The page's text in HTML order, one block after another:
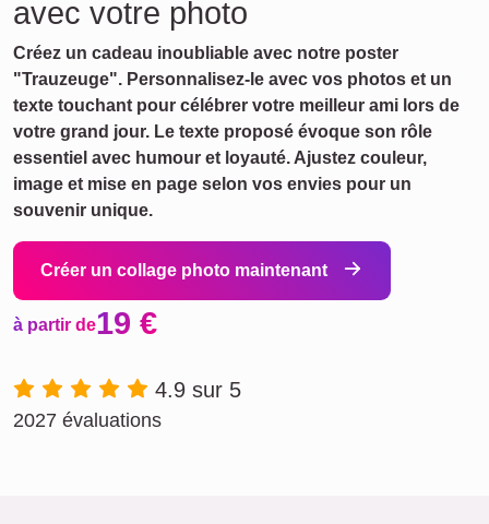
avec votre photo
Créez un cadeau inoubliable avec notre poster
"Trauzeuge". Personnalisez-le avec vos photos et un
texte touchant pour célébrer votre meilleur ami lors de
votre grand jour. Le texte proposé évoque son rôle
essentiel avec humour et loyauté. Ajustez couleur,
image et mise en page selon vos envies pour un
souvenir unique.
Créer un collage photo maintenant
à partir de19 €
4.9 sur 5
2027 évaluations